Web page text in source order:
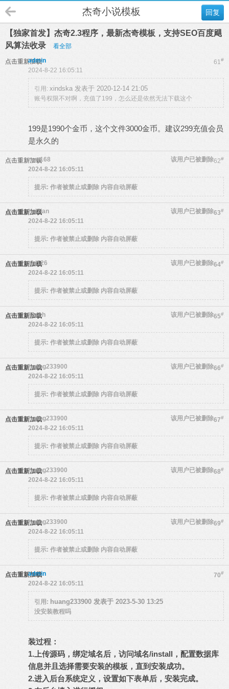
回复
杰奇小说模板
【独家首发】杰奇2.3程序，最新杰奇模板，支持SEO百度飓
风算法收录
看全部
点击重新加载 61#
admin
2024-8-22 16:05:11
引用: xindska 发表于 2020-12-14 21:05
账号权限不对啊，充值了199，怎么还是依然无法下载这个
199是1990个金币，这个文件3000金币。建议299充值会员
是永久的
点击重新加载 62#
new168
该用户已被删除
2024-8-22 16:05:11
提示: 作者被禁止或删除 内容自动屏蔽
点击重新加载 63#
hai2lan
该用户已被删除
2024-8-22 16:05:11
提示: 作者被禁止或删除 内容自动屏蔽
点击重新加载 64#
shi126
该用户已被删除
2024-8-22 16:05:11
提示: 作者被禁止或删除 内容自动屏蔽
点击重新加载 65#
lj2sch
该用户已被删除
2024-8-22 16:05:11
提示: 作者被禁止或删除 内容自动屏蔽
点击重新加载 66#
huang233900
该用户已被删除
2024-8-22 16:05:11
提示: 作者被禁止或删除 内容自动屏蔽
点击重新加载 67#
huang233900
该用户已被删除
2024-8-22 16:05:11
提示: 作者被禁止或删除 内容自动屏蔽
点击重新加载 68#
huang233900
该用户已被删除
2024-8-22 16:05:11
提示: 作者被禁止或删除 内容自动屏蔽
点击重新加载 69#
huang233900
该用户已被删除
2024-8-22 16:05:11
提示: 作者被禁止或删除 内容自动屏蔽
点击重新加载 70#
admin
2024-8-22 16:05:11
引用: huang233900 发表于 2023-5-30 13:25
没安装教程吗
装过程：
1.上传源码，绑定域名后，访问域名/install，配置数据库
信息并且选择需要安装的模板，直到安装成功。
2.进入后台系统定义，设置如下表单后，安装完成。